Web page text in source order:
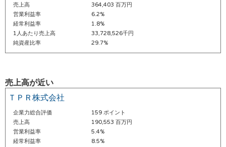
売上高
364,403 百万円
営業利益率
6.2%
経常利益率
1.8%
1人あたり売上高
33,728,526千円
純資産比率
29.7%
売上高が近い
ＴＰＲ株式会社
企業力総合評価
159 ポイント
売上高
190,553 百万円
営業利益率
5.4%
経常利益率
8.5%